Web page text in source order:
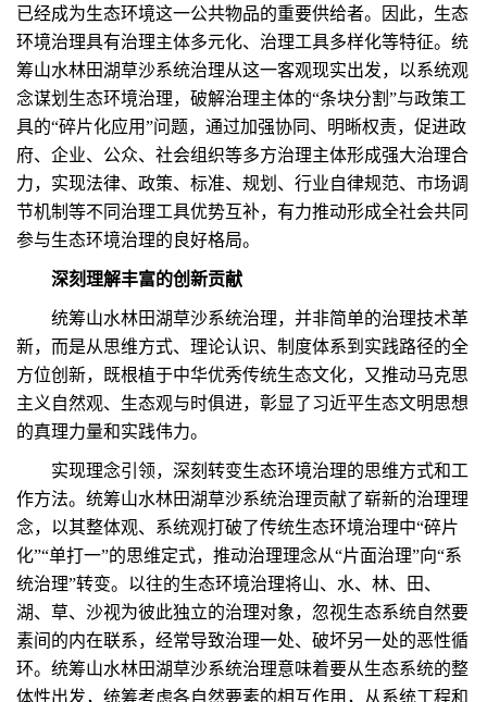
已经成为生态环境这一公共物品的重要供给者。因此，生态
环境治理具有治理主体多元化、治理工具多样化等特征。统
筹山水林田湖草沙系统治理从这一客观现实出发，以系统观
念谋划生态环境治理，破解治理主体的“条块分割”与政策工
具的“碎片化应用”问题，通过加强协同、明晰权责，促进政
府、企业、公众、社会组织等多方治理主体形成强大治理合
力，实现法律、政策、标准、规划、行业自律规范、市场调
节机制等不同治理工具优势互补，有力推动形成全社会共同
参与生态环境治理的良好格局。
深刻理解丰富的创新贡献
统筹山水林田湖草沙系统治理，并非简单的治理技术革
新，而是从思维方式、理论认识、制度体系到实践路径的全
方位创新，既根植于中华优秀传统生态文化，又推动马克思
主义自然观、生态观与时俱进，彰显了习近平生态文明思想
的真理力量和实践伟力。
实现理念引领，深刻转变生态环境治理的思维方式和工
作方法。统筹山水林田湖草沙系统治理贡献了崭新的治理理
念，以其整体观、系统观打破了传统生态环境治理中“碎片
化”“单打一”的思维定式，推动治理理念从“片面治理”向“系
统治理”转变。以往的生态环境治理将山、水、林、田、
湖、草、沙视为彼此独立的治理对象，忽视生态系统自然要
素间的内在联系，经常导致治理一处、破坏另一处的恶性循
环。统筹山水林田湖草沙系统治理意味着要从生态系统的整
体性出发，统筹考虑各自然要素的相互作用，从系统工程和